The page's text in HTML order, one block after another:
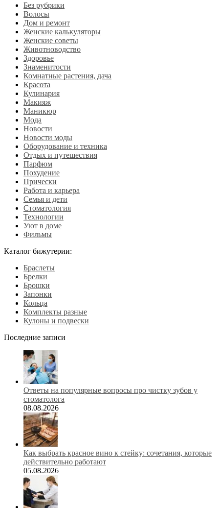
Без рубрики
Волосы
Дом и ремонт
Женские калькуляторы
Женские советы
Животноводство
Здоровье
Знаменитости
Комнатные растения, дача
Красота
Кулинария
Макияж
Маникюр
Мода
Новости
Новости моды
Оборудование и техника
Отдых и путешествия
Парфюм
Похудение
Прически
Работа и карьера
Семья и дети
Стоматология
Технологии
Уют в доме
Фильмы
Каталог бижутерии:
Браслеты
Брелки
Брошки
Запонки
Кольца
Комплекты разные
Кулоны и подвески
Последние записи
Ответы на популярные вопросы про чистку зубов у
стоматолога
08.08.2026
Как выбрать красное вино к стейку: сочетания, которые
действительно работают
05.08.2026